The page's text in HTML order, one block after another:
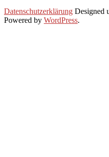
2019-
11-
Datenschutzerklärung Designed
Powered by WordPress.